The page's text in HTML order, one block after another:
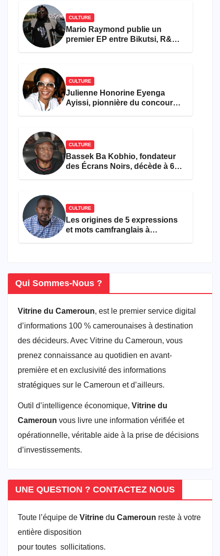
CULTURE
Mario Raymond publie un
premier EP entre Bikutsi, R&B
CULTURE
Julienne Honorine Eyenga
Ayissi, pionnière du concours
CULTURE
Bassek Ba Kobhio, fondateur
des Écrans Noirs, décède à 69
CULTURE
Les origines de 5 expressions
et mots camfranglais à
Qui Sommes-Nous ?
Vitrine du Cameroun, est le premier service digital
d’informations 100 % camerounaises à destination
des décideurs. Avec Vitrine du Cameroun, vous
prenez connaissance au quotidien en avant-
première et en exclusivité des informations
stratégiques sur le Cameroun et d’ailleurs.
Outil d’intelligence économique, Vitrine du
Cameroun vous livre une information vérifiée et
opérationnelle, véritable aide à la prise de décisions
d’investissements.
UNE QUESTION ? CONTACTEZ NOUS
Toute l’équipe de Vitrine du Cameroun reste à votre
entière disposition
pour toutes sollicitations.